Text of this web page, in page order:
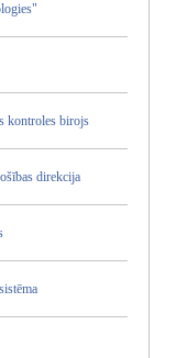
kontrol­es birojs
direkci­ja